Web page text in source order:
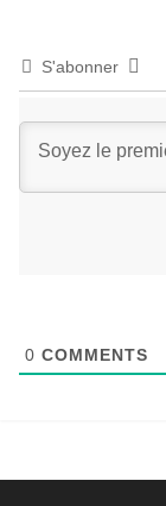
S'abonner
0 COMMENTS